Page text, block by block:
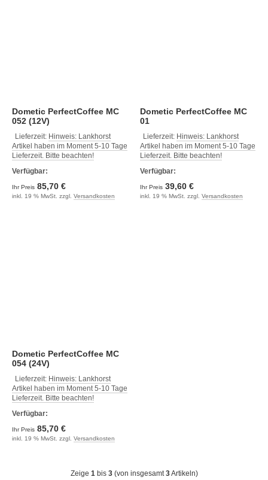
Dometic PerfectCoffee MC
052 (12V)
Lieferzeit: Hinweis: Lankhorst
Artikel haben im Moment 5-10 Tage
Lieferzeit. Bitte beachten!
Verfügbar:
Ihr Preis 85,70 €
inkl. 19 % MwSt. zzgl. Versandkosten
Dometic PerfectCoffee MC
01
Lieferzeit: Hinweis: Lankhorst
Artikel haben im Moment 5-10 Tage
Lieferzeit. Bitte beachten!
Verfügbar:
Ihr Preis 39,60 €
inkl. 19 % MwSt. zzgl. Versandkosten
Dometic PerfectCoffee MC
054 (24V)
Lieferzeit: Hinweis: Lankhorst
Artikel haben im Moment 5-10 Tage
Lieferzeit. Bitte beachten!
Verfügbar:
Ihr Preis 85,70 €
inkl. 19 % MwSt. zzgl. Versandkosten
Zeige 1bis 3(von insgesamt3Artikeln)